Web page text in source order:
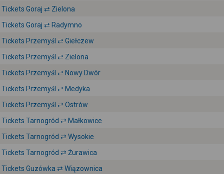
Tickets Goraj ⇄ Zielona
Tickets Goraj ⇄ Radymno
Tickets Przemyśl ⇄ Giełczew
Tickets Przemyśl ⇄ Zielona
Tickets Przemyśl ⇄ Nowy Dwór
Tickets Przemyśl ⇄ Medyka
Tickets Przemyśl ⇄ Ostrów
Tickets Tarnogród ⇄ Małkowice
Tickets Tarnogród ⇄ Wysokie
Tickets Tarnogród ⇄ Żurawica
Tickets Guzówka ⇄ Wiązownica